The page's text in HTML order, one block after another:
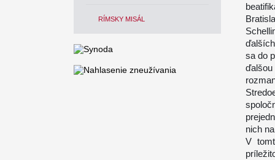
RÍMSKY MISÁL
sa do
nich
V